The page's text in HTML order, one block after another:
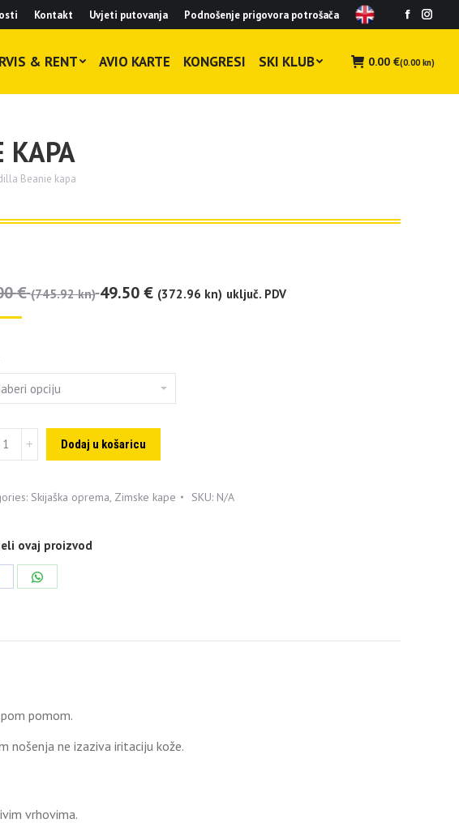
Kontakt Uvjeti putovanja Podnošenje prigovora potrošača
Facebook
in
in
& RENT AVIO KARTE KONGRESI SKI KLUB 0.00 €(0.00 kn)
KAPA
Beanie kapa
€ (745.92 kn) 49.50€ (372.96 kn) uključ. PDV
Dodaj u košaricu
Skijaška oprema, Zimske kape SKU: N/A
ovaj proizvod
Share
pomom.
nošenja ne izaziva iritaciju kože.
vrhovima.